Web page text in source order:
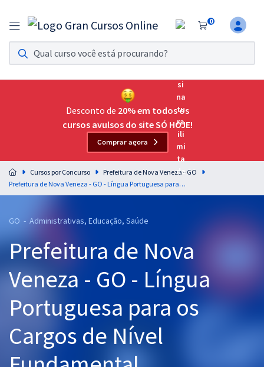
0
Assinatura Ilimitada 11
Acesso a todos os cursos. Teste grátis por 7 dias!
Assinatura OAB Até Passar
Acesso ilimitado a toda preparação para o Exame da
Residências Multiprofissionais
Preparação completa e intensiva para as principais
residências em saúde do Brasil
Cursos 20% OFF
Pós
Graduação
OAB
Desconto de 20% em todos os
cursos avulsos do site SÓ HOJE!
Comprar agora
Cursos por Concurso
Prefeitura de Nova Veneza - GO
Prefeitura de Nova Veneza - GO - Língua Portuguesa para os Cargos de Nível Fundamental Incompleto com o Professor Lucas Lemos
GO - Administrativas, Educação, Saúde
Prefeitura de Nova
Veneza - GO - Língua
Portuguesa para os
Cargos de Nível